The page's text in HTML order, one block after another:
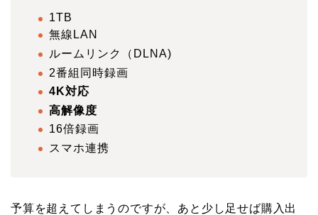
1TB
無線LAN
ルームリンク（DLNA)
2番組同時録画
4K対応
高解像度
16倍録画
スマホ連携
予算を超えてしまうのですが、あと少し足せば購入出